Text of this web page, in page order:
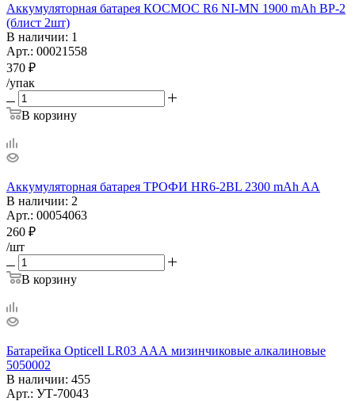
Аккумуляторная батарея КОСМОС R6 NI-MN 1900 mAh BP-2
(блист 2шт)
В наличии: 1
Арт.: 00021558
370 ₽
/упак
В корзину
Аккумуляторная батарея ТРОФИ HR6-2BL 2300 mAh AA
В наличии: 2
Арт.: 00054063
260 ₽
/шт
В корзину
Батарейка Opticell LR03 ААА мизинчиковые алкалиновые
5050002
В наличии: 455
Арт.: УТ-70043